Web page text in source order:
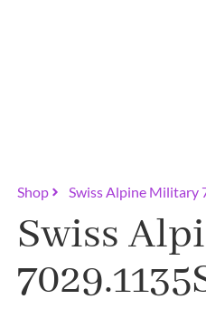
Shop Swiss Alpine Military
Swiss